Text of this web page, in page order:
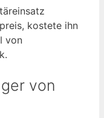
kostete ihn
von
von